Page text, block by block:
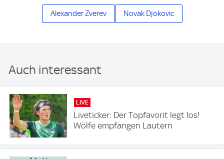
Alexander Zverev Novak Djokovic
Auch interessant
LIVE
Liveticker: Der Topfavorit legt los!
Wölfe empfangen Lautern